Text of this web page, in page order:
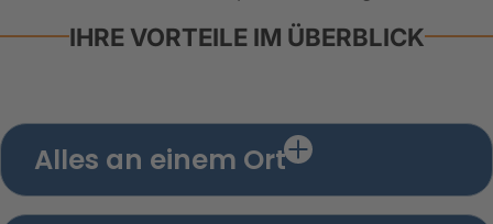
IHRE VORTEILE IM ÜBERBLICK
Alles an einem Ort